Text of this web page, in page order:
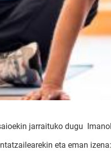
jarraituko dugu
eta eman izena: